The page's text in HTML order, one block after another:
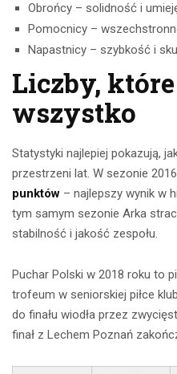
Obrońcy – solidność i
Pomocnicy –
Napastnicy – szybkość i
Liczby,
wszystko
Statystyki najlepiej pokazują,
przestrzeni lat. W sezonie
punktów – najlepszy wynik w
tym samym sezonie Arka
stabilność i jakość zespołu.
Puchar Polski w 2018 roku to
trofeum w seniorskiej piłce
do finału wiodła przez
finał z Lechem Poznań